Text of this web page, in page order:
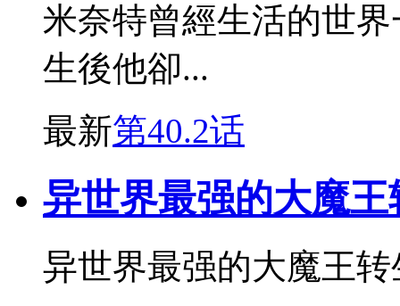
米奈特曾經生活的世
生後他卻...
最新第40.2话
异世界最强的大魔
异世界最强的大魔王